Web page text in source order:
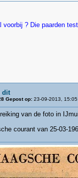
voorbij ? Die paarden
dit
Gepost op: 23-09-2013,
van de foto in
courant van 25-03-